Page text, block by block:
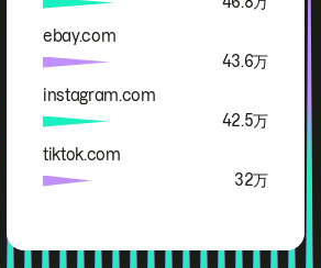
ebay.com
43.6万
instagram.com
42.5万
tiktok.com
32万